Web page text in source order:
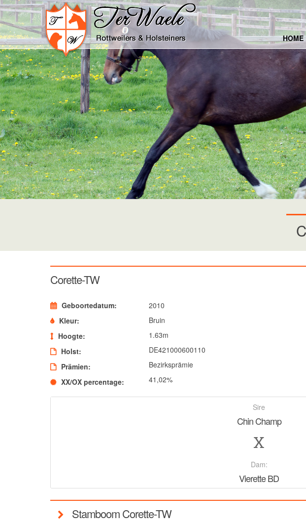
Corette-TW
Geboortedatum
2010
Kleur
Bruin
Hoogte
1.63m
Holst
DE421000600110
Prämien
Bezirksprämie
XX/OX percentage
41,02%
Sire
Chin Champ
X
Dam:
Vierette BD
Stamboom Corette-TW
HOME